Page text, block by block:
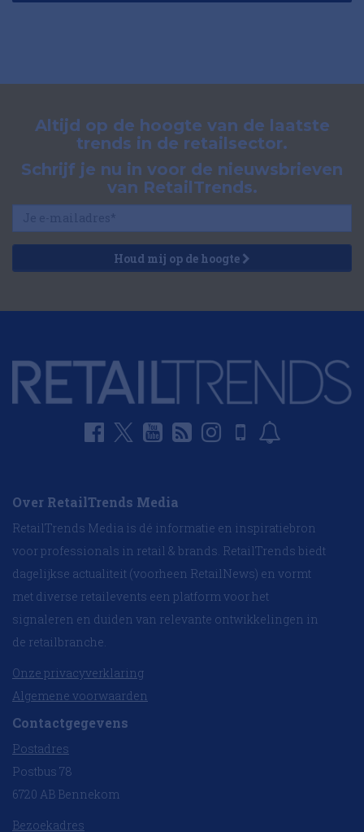
Altijd op de hoogte van de laatste
trends in de retailsector.
Schrijf je nu in voor de nieuwsbrieven
van RetailTrends.
Houd mij op de hoogte
Over RetailTrends Media
RetailTrends Media is dé informatie en inspiratiebron
voor professionals in retail & brands. RetailTrends biedt
dagelijkse actualiteit (voorheen RetailNews) en vormt
met diverse retailevents een platform voor het
signaleren en duiden van relevante ontwikkelingen in
de retailbranche.
Onze privacyverklaring
Algemene voorwaarden
Contactgegevens
Postadres
Postbus 78
6720 AB Bennekom
Bezoekadres